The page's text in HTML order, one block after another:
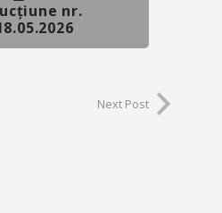
nr.
Next Post